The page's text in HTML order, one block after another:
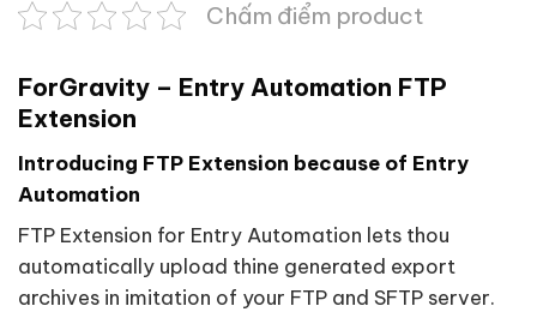
Chấm điểm product
ForGravity – Entry Automation FTP
Extension
Introducing FTP Extension because of Entry
Automation
FTP Extension for Entry Automation lets thou
automatically upload thine generated export
archives in imitation of your FTP and SFTP server.